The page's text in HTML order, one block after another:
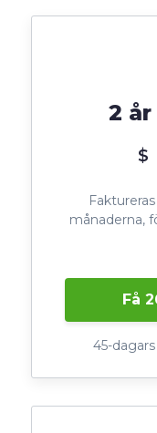
2
$
månaderna,
Få
45-